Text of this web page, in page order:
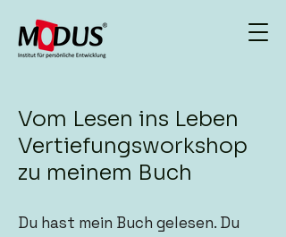
Vom Lesen ins Leben
Vertiefungsworkshop
zu meinem Buch
Du hast mein Buch gelesen. Du